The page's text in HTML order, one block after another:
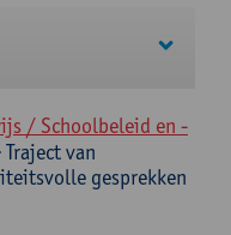
/ Schoolbeleid en -
Traject van
gesprekken